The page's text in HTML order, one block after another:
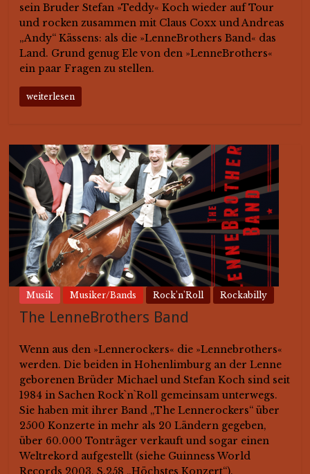
sein Bruder Stefan »Teddy« Koch wieder auf Tour
und rocken zusammen mit Claus Coxx und Andreas
„Andy“ Kässens: als die »LenneBrothers Band« das
Land. Grund genug Ele von den »LenneBrothers«
ein paar Fragen zu stellen.
weiterlesen
Musik Musiker/Bands Rock'n'Roll Rockabilly
The LenneBrothers Band
Wenn aus den »Lennerockers« die »Lennebrothers«
werden. Die beiden in Hohenlimburg an der Lenne
geborenen Brüder Michael und Stefan Koch sind seit
1984 in Sachen Rock`n`Roll gemeinsam unterwegs.
Sie haben mit ihrer Band „The Lennerockers“ über
2500 Konzerte in mehr als 20 Ländern gegeben,
über 60.000 Tonträger verkauft und sogar einen
Weltrekord aufgestellt (siehe Guinness World
Records 2003, S.258 „Höchstes Konzert“).